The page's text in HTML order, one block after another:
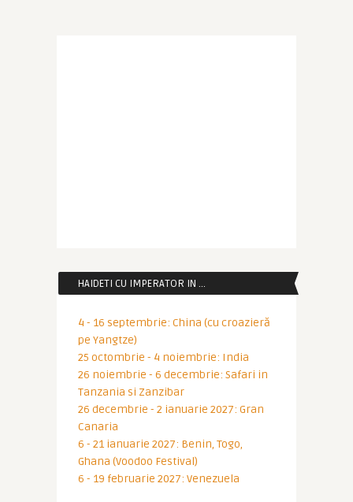
HAIDETI CU IMPERATOR IN …
4 - 16 septembrie: China (cu croazieră
pe Yangtze)
25 octombrie - 4 noiembrie: India
26 noiembrie - 6 decembrie: Safari in
Tanzania si Zanzibar
26 decembrie - 2 ianuarie 2027: Gran
Canaria
6 - 21 ianuarie 2027: Benin, Togo,
Ghana (Voodoo Festival)
6 - 19 februarie 2027: Venezuela